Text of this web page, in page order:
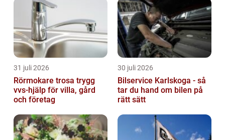
31 juli 2026
Rörmokare trosa trygg
vvs-hjälp för villa, gård
och företag
30 juli 2026
Bilservice Karlskoga - så
tar du hand om bilen på
rätt sätt